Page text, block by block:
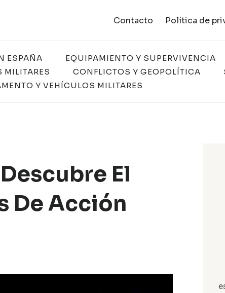
Contacto Política de
ESPAÑA EQUIPAMIENTO Y SUPERVIVENCIA
MILITARES CONFLICTOS Y GEOPOLÍTICA
Y VEHÍCULOS MILITARES
El
De Acción